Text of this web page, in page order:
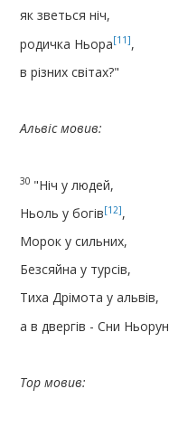
як зветься ніч,
родичка Ньора[11],
в різних світах?"
Альвіс мовив:
30 "Ніч у людей,
Ньоль у богів[12],
Морок у сильних,
Безсяйна у турсів,
Тиха Дрімота у альвів,
а в двергів - Сни Ньорун
Тор мовив: